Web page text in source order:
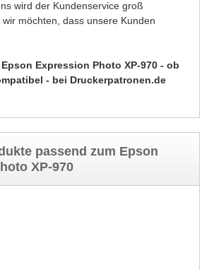
wird der Kundenservice groß
möchten, dass unsere Kunden
Expression Photo XP-970 - ob
- bei Druckerpatronen.de
passend zum Epson
XP-970